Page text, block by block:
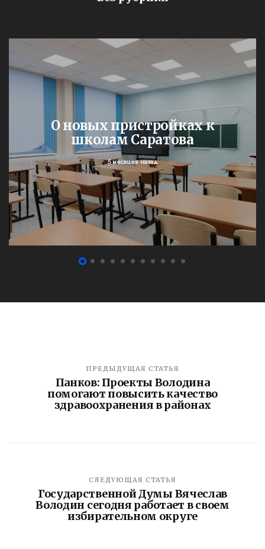
О новых пристройках к
школам Саратова
5 месяцев назад
ПРЕДЫДУЩАЯ СТАТЬЯ
Панков: Проекты Володина
помогают повысить качество
здравоохранения в районах
СЛЕДУЮЩАЯ СТАТЬЯ
Государственной Думы Вячеслав
Володин сегодня работает в своем
избирательном округе